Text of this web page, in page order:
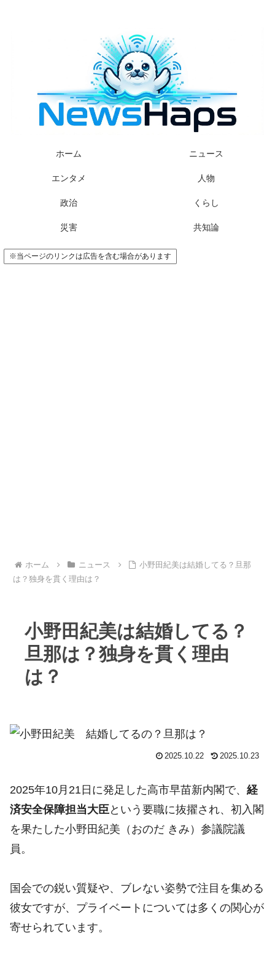
ホーム ニュース
エンタメ 人物
政治 くらし
災害 共知論
※当ページのリンクは広告を含む場合があります
ホーム ニュース
小野田紀美は結婚してる？旦那
は？独身を貫く理由は？
小野田紀美は結婚してる？
旦那は？独身を貫く理由
は？
2025.10.22 2025.10.23
2025年10月21日に発足した高市早苗新内閣で、 経
済安全保障担当大臣という要職に抜擢され、初入閣
を果たした小野田紀美（おのだ きみ）参議院議
員。
国会での鋭い質疑や、ブレない姿勢で注目を集める
彼女ですが、プライベートについては多くの関心が
寄せられています。